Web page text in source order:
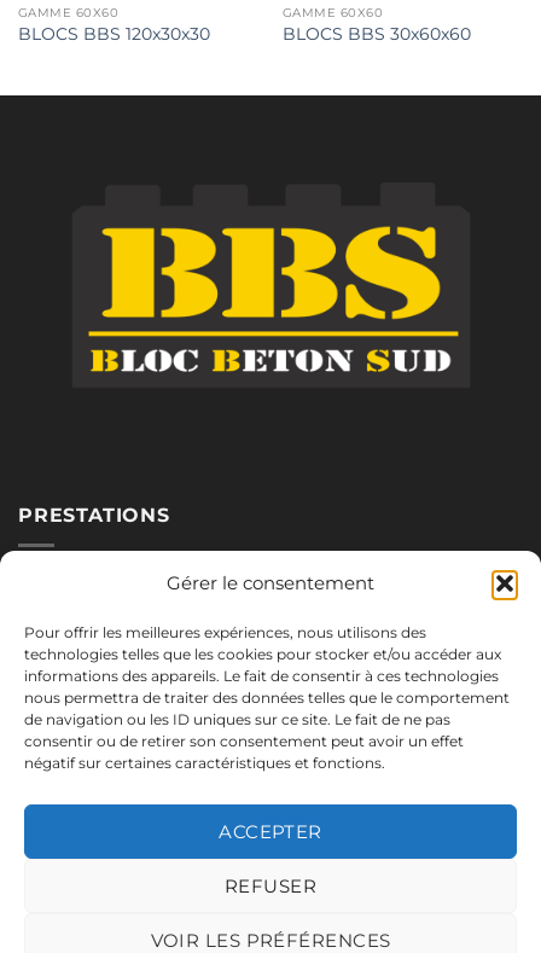
Gérer le consentement
Pour offrir les meilleures expériences, nous utilisons des
technologies telles que les cookies pour stocker et/ou accéder aux
informations des appareils. Le fait de consentir à ces technologies
nous permettra de traiter des données telles que le comportement
de navigation ou les ID uniques sur ce site. Le fait de ne pas
consentir ou de retirer son consentement peut avoir un effet
négatif sur certaines caractéristiques et fonctions.
ACCEPTER
REFUSER
VOIR LES PRÉFÉRENCES
GAMME 60X60
BLOCS BBS 120x30x30
GAMME 60X60
BLOCS BBS 30x60x60
PRESTATIONS
Réalisations
NOUS CONTACTER
blocbetonsud@gmail.com
2645 Route de Cadenet